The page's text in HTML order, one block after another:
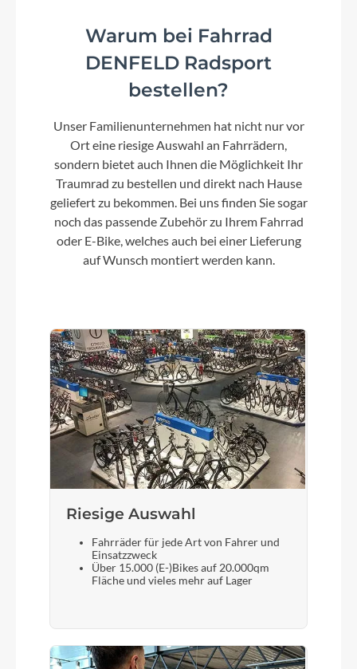
Farbe
Motor
TQ-HPR50, 300 W, 50.4 V, max. 25 km/h
Kette
KMC e11
Gewicht
16,3 kg
Akku
TQ-HPR50 Akku im Unterrohr integriert, 50.4 V
Li Ion, 360 Wh
Schalthebel
Shimano GRX, ST-RX600, 1x11-fach, road STI-
Schalthebel
Bremshebel
Shimano Deore, CS-M5100, 11-42t
Warum bei Fahrrad
DENFELD Radsport
bestellen?
Unser Familienunternehmen hat nicht nur vor
Ort eine riesige Auswahl an Fahrrädern,
sondern bietet auch Ihnen die Möglichkeit Ihr
Traumrad zu bestellen und direkt nach Hause
geliefert zu bekommen. Bei uns finden Sie sogar
noch das passende Zubehör zu Ihrem Fahrrad
oder E-Bike, welches auch bei einer Lieferung
auf Wunsch montiert werden kann.
Riesige Auswahl
Fahrräder für jede Art von Fahrer und
Einsatzzweck
Über 15.000 (E-)Bikes auf 20.000qm
Fläche und vieles mehr auf Lager